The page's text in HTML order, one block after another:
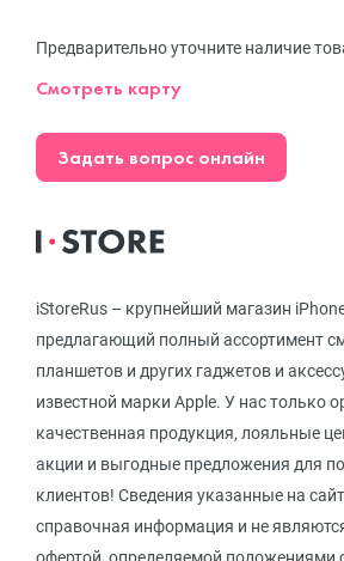
iStoreRus – крупнейший магазин
предлагающий полный ассортимент
планшетов и других гаджетов и
известной марки Apple. У нас только
качественная продукция, лояльные
акции и выгодные предложения для
клиентов! Сведения указанные на
справочная информация и не
Предварительно уточните наличие
Смотреть карту
Задать вопрос онлайн